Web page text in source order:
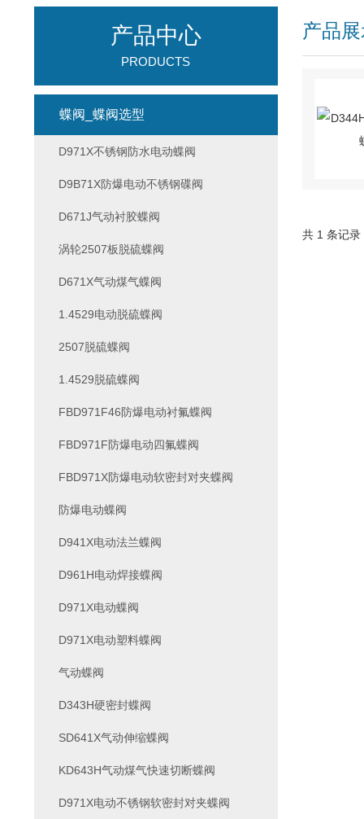
产品
共 1 条记
产品中心
PRODUCTS
蝶阀_蝶阀选型
D971X不锈钢防水电动蝶阀
D9B71X防爆电动不锈钢碟阀
D671J气动衬胶蝶阀
涡轮2507板脱硫蝶阀
D671X气动煤气蝶阀
1.4529电动脱硫蝶阀
2507脱硫蝶阀
1.4529脱硫蝶阀
FBD971F46防爆电动衬氟蝶阀
FBD971F防爆电动四氟蝶阀
FBD971X防爆电动软密封对夹蝶阀
防爆电动蝶阀
D941X电动法兰蝶阀
D961H电动焊接蝶阀
D971X电动蝶阀
D971X电动塑料蝶阀
气动蝶阀
D343H硬密封蝶阀
SD641X气动伸缩蝶阀
KD643H气动煤气快速切断蝶阀
D971X电动不锈钢软密封对夹蝶阀